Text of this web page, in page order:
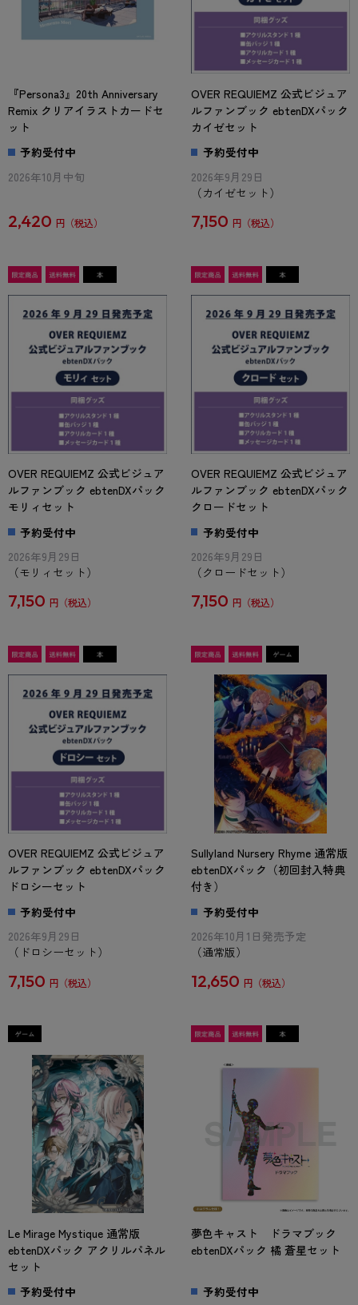
『Persona3』20th Anniversary
Remix クリアイラストカードセ
ット
予約受付中
2026年10月中旬
2,420 円
OVER REQUIEMZ 公式ビジュア
ルファンブック ebtenDXパック
カイゼセット
予約受付中
2026年9月29日
（カイゼセット）
7,150 円
OVER REQUIEMZ 公式ビジュア
ルファンブック ebtenDXパック
モリィセット
予約受付中
2026年9月29日
（モリィセット）
7,150 円
OVER REQUIEMZ 公式ビジュア
ルファンブック ebtenDXパック
クロードセット
予約受付中
2026年9月29日
（クロードセット）
7,150 円
OVER REQUIEMZ 公式ビジュア
ルファンブック ebtenDXパック
ドロシーセット
予約受付中
2026年9月29日
（ドロシーセット）
7,150 円
Sullyland Nursery Rhyme 通常版
ebtenDXパック（初回封入特典
付き）
予約受付中
2026年10月1日発売予定
（通常版）
12,650 円
Le Mirage Mystique 通常版
ebtenDXパック アクリルパネル
セット
予約受付中
夢色キャスト ドラマブック
ebtenDXパック 橘 蒼星セット
予約受付中